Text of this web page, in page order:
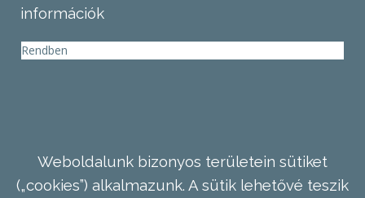
információk
Rendben
Weboldalunk bizonyos területein sütiket
(„cookies”) alkalmazunk. A sütik lehetővé teszik